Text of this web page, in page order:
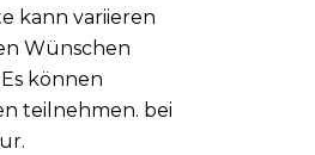
kann variieren
Wünschen
können
teilnehmen. bei